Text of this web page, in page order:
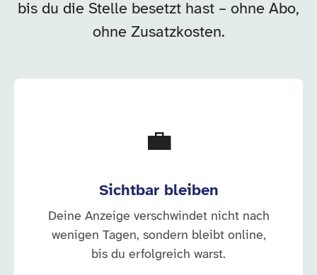
bis du die Stelle besetzt hast – ohne Abo,
ohne Zusatzkosten.
💼
Sichtbar bleiben
Deine Anzeige verschwindet nicht nach
wenigen Tagen, sondern bleibt online,
bis du erfolgreich warst.